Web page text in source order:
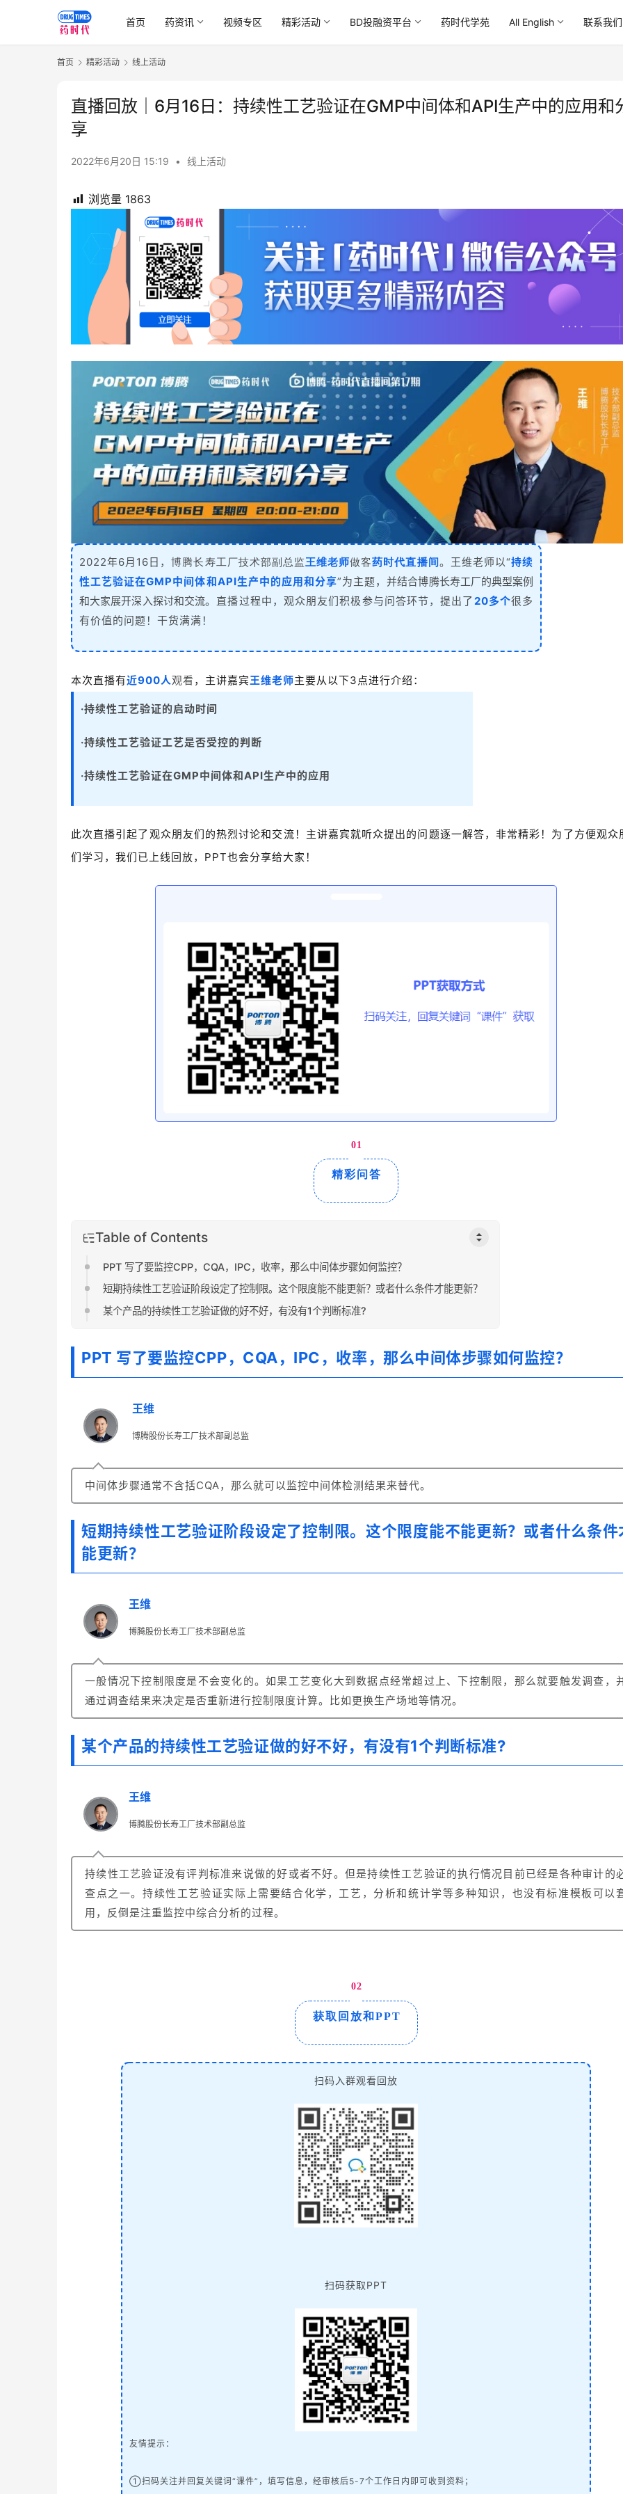
首页 药资讯 视频专区 精彩活动 BD投融资平台 药时代学苑 All English 联系我们
首页 精彩活动 线上活动
直播回放｜6月16日：持续性工艺验证在GMP中间体和API生产中的应用和
享
2022年6月20日 15:19 • 线上活动
浏览量 1863
2022年6月16日，博腾长寿工厂技术部副总监王维老师做客药时代直播间。王维老师以“持续
性工艺验证在GMP中间体和API生产中的应用和分享”为主题，并结合博腾长寿工厂的典型案例
和大家展开深入探讨和交流。直播过程中，观众朋友们积极参与问答环节，提出了 20多个很多
有价值的问题！干货满满！
本次直播有近900人观看 ，主讲嘉宾王维老师主要从以下3点进行介绍：
·持续性工艺验证的启动时间
·持续性工艺验证工艺是否受控的判断
·持续性工艺验证在GMP中间体和API生产中的应用
此次直播引起了观众朋友们的热烈讨论和交流！主讲嘉宾就听众提出的问题逐一解答，非常精彩！为了方便观众
们学习，我们已上线回放，PPT也会分享给大家！
01
精彩问答
Table of Contents
PPT 写了要监控CPP，CQA，IPC，收率，那么中间体步骤如何监控？
短期持续性工艺验证阶段设定了控制限。这个限度能不能更新？或者什么条件才能更新？
某个产品的持续性工艺验证做的好不好，有没有1个判断标准?
PPT 写了要监控CPP，CQA，IPC，收率，那么中间体步骤如何监控？
王维
博腾股份长寿工厂技术部副总监
中间体步骤通常不含括CQA，那么就可以监控中间体检测结果来替代。
短期持续性工艺验证阶段设定了控制限。这个限度能不能更新？或者什么条件
能更新？
王维
博腾股份长寿工厂技术部副总监
一般情况下控制限度是不会变化的。如果工艺变化大到数据点经常超过上、下控制限，那么就要触发调查，
通过调查结果来决定是否重新进行控制限度计算。
比如更换生产场地等情况。
某个产品的持续性工艺验证做的好不好，有没有1个判断标准?
王维
博腾股份长寿工厂技术部副总监
持续性工艺验证没有评判标准来说做的好或者不好。 但是持续性工艺验证的执行情况目前已经是各种审计的
查点之一。持续性工艺验证实际上需要结合化学，工艺，分析和统计学等多种知识，也没有标准模板可以
用，反倒是注重监控中综合分析的过程。
02
获取回放和PPT
扫码入群观看回放
扫码获取PPT
友情提示：
①扫码关注并回复关键词“课件”，填写信息，经审核后5-7个工作日内即可收到资料；